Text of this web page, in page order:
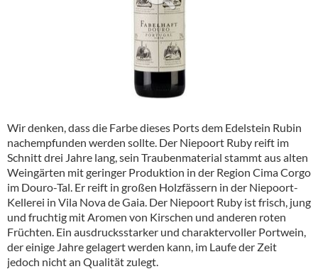
Hygieneartikel & Desinfektion
Wir denken, dass die Farbe dieses Ports dem Edelstein Rubin
nachempfunden werden sollte. Der Niepoort Ruby reift im
Schnitt drei Jahre lang, sein Traubenmaterial stammt aus alten
Weingärten mit geringer Produktion in der Region Cima Corgo
im Douro-Tal. Er reift in großen Holzfässern in der Niepoort-
Kellerei in Vila Nova de Gaia. Der Niepoort Ruby ist frisch, jung
und fruchtig mit Aromen von Kirschen und anderen roten
Früchten. Ein ausdrucksstarker und charaktervoller Portwein,
der einige Jahre gelagert werden kann, im Laufe der Zeit
jedoch nicht an Qualität zulegt.